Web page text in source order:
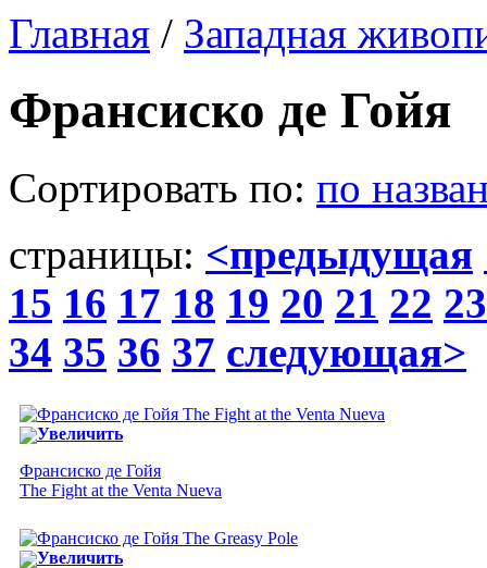
Главная / Западная
Франсиско де Гойя
Сортировать по: по
страницы: <предыдущая
15 16 17 18 19 20 21 22 23
34 35 36 37 следующая>
Увеличить
Франсиско де Гойя
The Fight at the Venta Nueva
Увеличить